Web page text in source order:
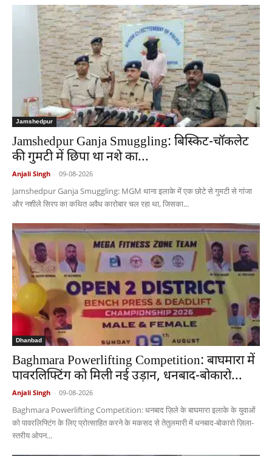
Jamshedpur
Jamshedpur Ganja Smuggling: बिस्किट-चॉकलेट
की गुमटी में छिपा था नशे का...
Anjali Singh - 09-08-2026
Jamshedpur Ganja Smuggling: MGM थाना इलाके में एक छोटे से गुमटी से गांजा
और नशीले सिरप का कथित अवैध कारोबार चल रहा था, जिसका...
Dhanbad
Baghmara Powerlifting Competition: बाघमारा में
पावरलिफ्टिंग को मिली नई उड़ान, धनबाद-बोकारो...
Anjali Singh - 09-08-2026
Baghmara Powerlifting Competition: धनबाद ज़िले के बाघमारा इलाके के युवाओं
को पावरलिफ्टिंग के लिए प्रोत्साहित करने के मकसद से तेतुलमारी में धनबाद-बोकारो ज़िला-
स्तरीय ओपन...